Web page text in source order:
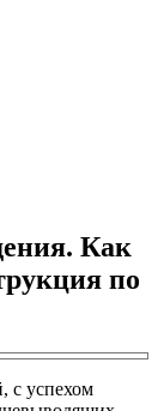
Как
по
с успехом